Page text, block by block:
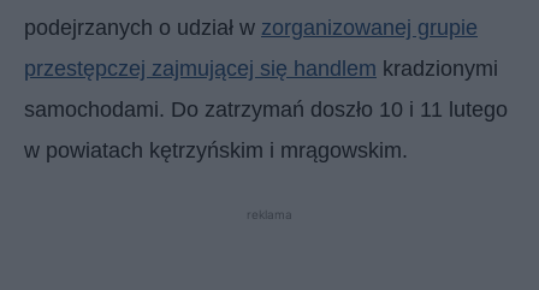
podejrzanych o udział w zorganizowanej grupie
przestępczej zajmującej się handlem kradzionymi
samochodami. Do zatrzymań doszło 10 i 11 lutego
w powiatach kętrzyńskim i mrągowskim.
reklama